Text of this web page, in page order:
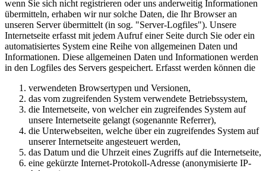
wenn Sie sich nicht registrieren oder uns anderweitig Informationen
übermitteln, erhaben wir nur solche Daten, die Ihr Browser an
unseren Server übermittelt (in sog. "Server-Logfiles"). Unsere
Internetseite erfasst mit jedem Aufruf einer Seite durch Sie oder ein
automatisiertes System eine Reihe von allgemeinen Daten und
Informationen. Diese allgemeinen Daten und Informationen werden
in den Logfiles des Servers gespeichert. Erfasst werden können die
verwendeten Browsertypen und Versionen,
das vom zugreifenden System verwendete Betriebssystem,
die Internetseite, von welcher ein zugreifendes System auf
unsere Internetseite gelangt (sogenannte Referrer),
die Unterwebseiten, welche über ein zugreifendes System auf
unserer Internetseite angesteuert werden,
das Datum und die Uhrzeit eines Zugriffs auf die Internetseite,
eine gekürzte Internet-Protokoll-Adresse (anonymisierte IP-